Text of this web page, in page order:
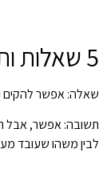
5 שאלות ותשובות מהירות
שאלה: אפשר להקים
תשובה: אפשר, אבל
לבין משהו שעובד